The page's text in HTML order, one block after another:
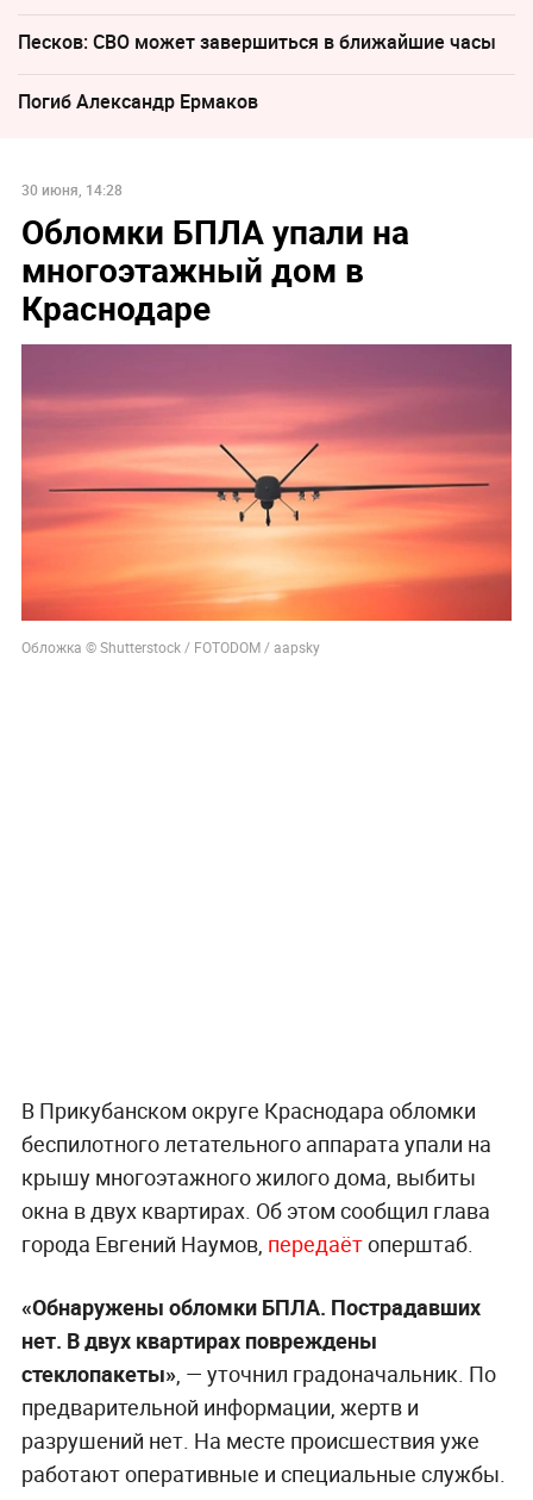
Песков: СВО может завершиться в ближайшие часы
Погиб Александр Ермаков
30 июня, 14:28
Обломки БПЛА упали на
многоэтажный дом в
Краснодаре
Обложка © Shutterstock / FOTODOM / aapsky
В Прикубанском округе Краснодара обломки
беспилотного летательного аппарата упали на
крышу многоэтажного жилого дома, выбиты
окна в двух квартирах. Об этом сообщил глава
города Евгений Наумов, передаётоперштаб.
«‎Обнаружены обломки БПЛА. Пострадавших
нет. В двух квартирах повреждены
стеклопакеты», — уточнил градоначальник. По
предварительной информации, жертв и
разрушений нет. На месте происшествия уже
работают оперативные и специальные службы.